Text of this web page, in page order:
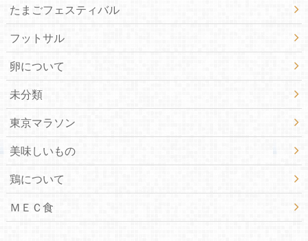
たまごフェスティバル
フットサル
卵について
未分類
東京マラソン
美味しいもの
鶏について
ＭＥＣ食